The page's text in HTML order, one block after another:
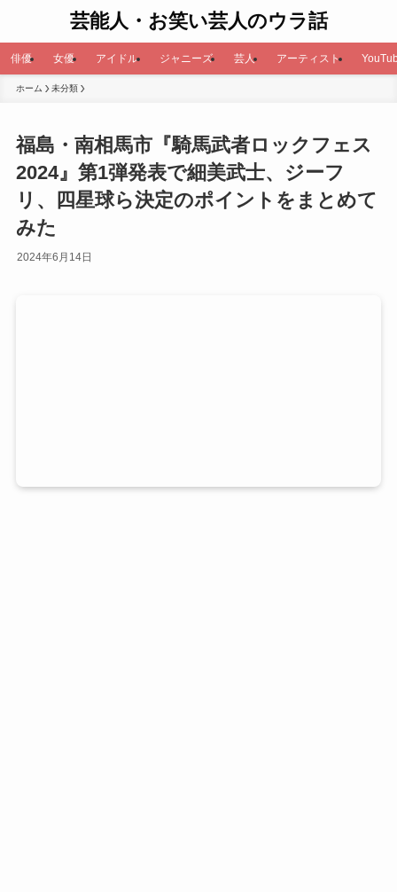
芸能人・お笑い芸人のウラ話
俳優 女優 アイドル ジャニーズ 芸人 アーティスト
ホーム 未分類
福島・南相馬市『騎馬武者ロックフェス
2024』第1弾発表で細美武士、ジーフ
リ、四星球ら決定のポイントをまとめて
みた
2024年6月14日